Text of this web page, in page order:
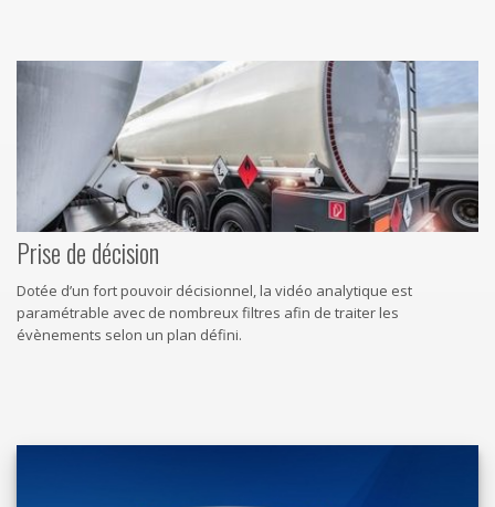
Prise de décision
Dotée d’un fort pouvoir décisionnel, la vidéo analytique est
paramétrable avec de nombreux filtres afin de traiter les
évènements selon un plan défini.